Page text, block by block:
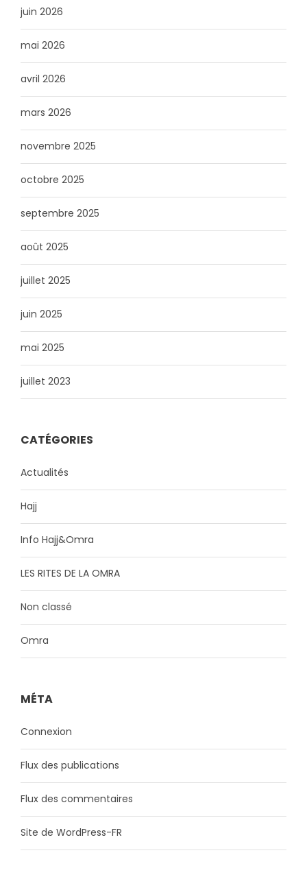
juin 2026
mai 2026
avril 2026
mars 2026
novembre 2025
octobre 2025
septembre 2025
août 2025
juillet 2025
juin 2025
mai 2025
juillet 2023
CATÉGORIES
Actualités
Hajj
Info Hajj&Omra
LES RITES DE LA OMRA
Non classé
Omra
MÉTA
Connexion
Flux des publications
Flux des commentaires
Site de WordPress-FR